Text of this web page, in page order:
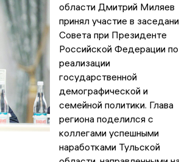
области Дмитрий Миляев
принял участие в
Совета при Президенте
Российской Федерации по
реализации
государственной
демографической и
семейной политики. Глава
региона поделился с
коллегами успешными
наработками Тульской